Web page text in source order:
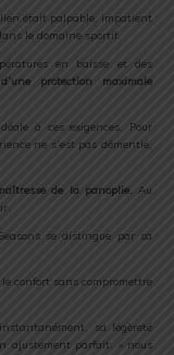
était palpable, impatient
le domaine sportif.
en baisse et des
protection maximale
à ces exigences. Pour
ne s’est pas démentie,
de la panoplie.Au
se distingue par sa
confort sans compromettre
sa légèreté
ajustement parfait. » nous